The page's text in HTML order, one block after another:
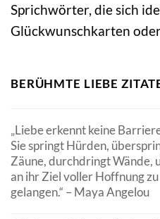
Sprichwörter, die sich
Glückwunschkarten
BERÜHMTE LIEBE
„Liebe erkennt keine
Sie springt Hürden,
Zäune, durchdringt Wände,
an ihr Ziel voller Hoffnung zu
gelangen.“ – Maya Angelou